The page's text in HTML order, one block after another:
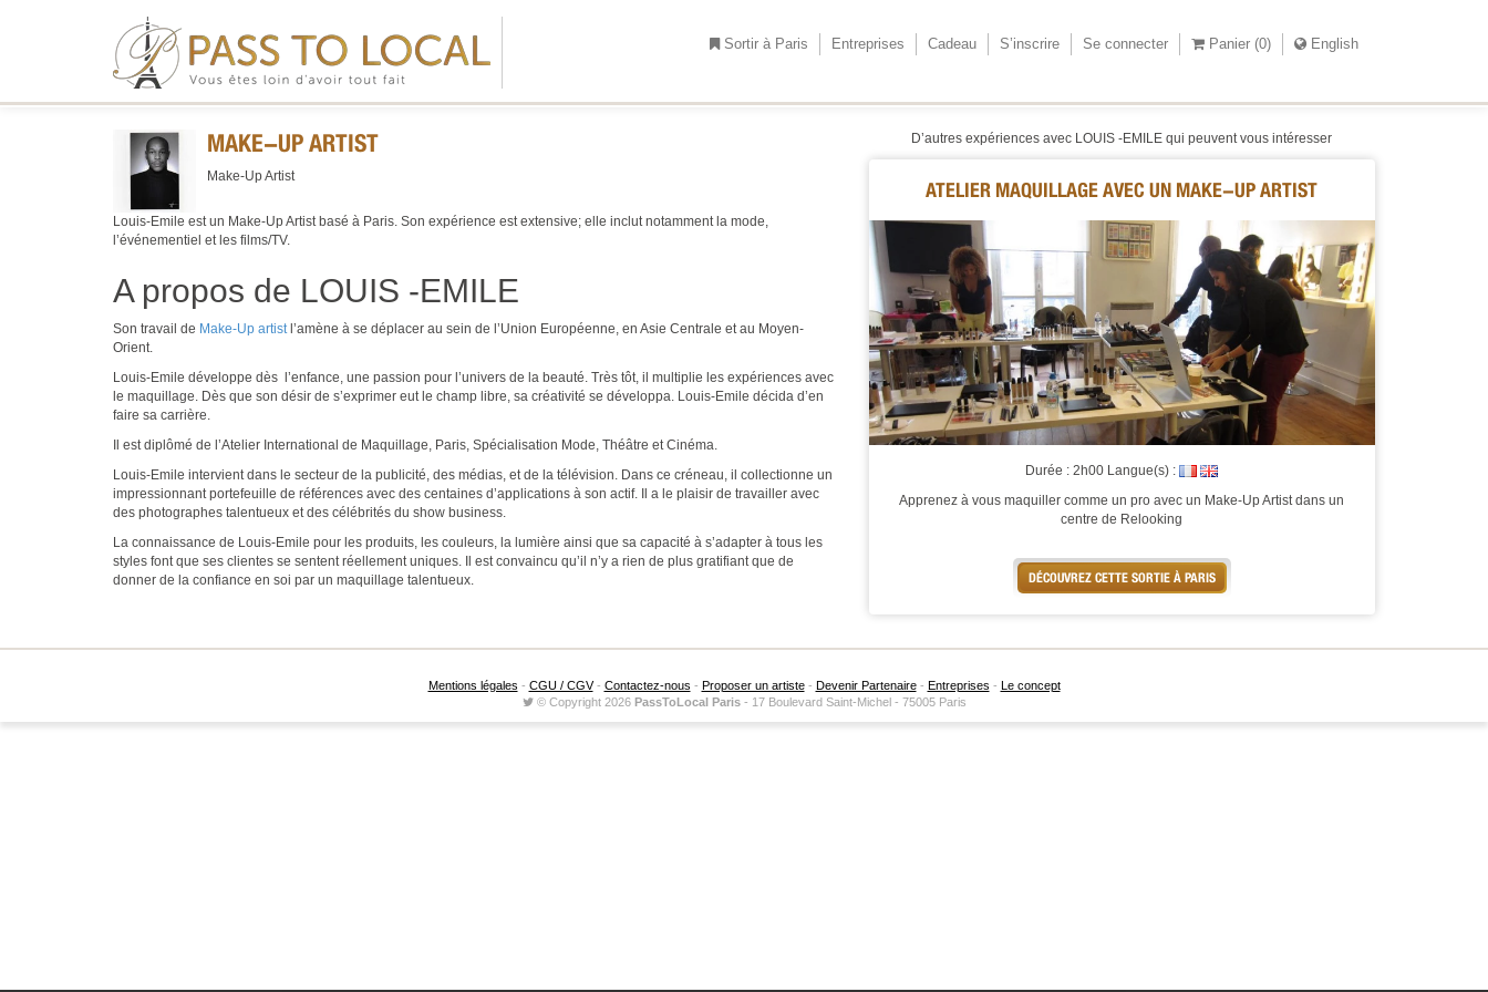
Sortir à Paris Entreprises Cadeau S’inscrire Se connecter Panier (0) English
MAKE-UP ARTIST
Make-Up Artist
Louis-Emile est un Make-Up Artist basé à Paris. Son expérience est extensive; elle inclut notamment la mode,
l’événementiel et les films/TV.
A propos de LOUIS -EMILE
Son travail de Make-Up artistl’amène à se déplacer au sein de l’Union Européenne, en Asie Centrale et au Moyen-
Orient.
Louis-Emile développe dès l’enfance, une passion pour l’univers de la beauté. Très tôt, il multiplie les expériences avec
le maquillage. Dès que son désir de s’exprimer eut le champ libre, sa créativité se développa. Louis-Emile décida d’en
faire sa carrière.
Il est diplômé de l’Atelier International de Maquillage, Paris, Spécialisation Mode, Théâtre et Cinéma.
Louis-Emile intervient dans le secteur de la publicité, des médias, et de la télévision. Dans ce créneau, il collectionne un
impressionnant portefeuille de références avec des centaines d’applications à son actif. Il a le plaisir de travailler avec
des photographes talentueux et des célébrités du show business.
La connaissance de Louis-Emile pour les produits, les couleurs, la lumière ainsi que sa capacité à s’adapter à tous les
styles font que ses clientes se sentent réellement uniques. Il est convaincu qu’il n’y a rien de plus gratifiant que de
donner de la confiance en soi par un maquillage talentueux.
D’autres expériences avec LOUIS -EMILE qui peuvent vous intéresser
ATELIER MAQUILLAGE AVEC UN MAKE-UP ARTIST
Durée : 2h00 Langue(s) :
Apprenez à vous maquiller comme un pro avec un Make-Up Artist dans un
centre de Relooking
DÉCOUVREZ CETTE SORTIE À PARIS
Mentions légales - CGU / CGV- Contactez-nous - Proposer un artiste- Devenir Partenaire- Entreprises - Le concept
© Copyright 2026 PassToLocal Paris- 17 Boulevard Saint-Michel- 75005 Paris